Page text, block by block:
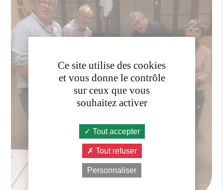
Ce site utilise des cookies
et vous donne le contrôle
sur ceux que vous
souhaitez activer
Tout accepter
Tout refuser
Personnaliser